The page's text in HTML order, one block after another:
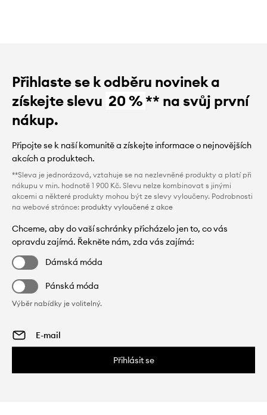
Přihlaste se k odběru novinek a
získejte slevu 20 %** na svůj první
nákup.
Připojte se k naší komunitě a získejte informace o nejnovějších
akcích a produktech.
**Sleva je jednorázová, vztahuje se na nezlevněné produkty a platí při
nákupu v min. hodnotě 1 900 Kč. Slevu nelze kombinovat s jinými
akcemi a některé produkty mohou být ze slevy vyloučeny. Podrobnosti
na webové stránce: produkty vyloučené z akce
Chceme, aby do vaší schránky přicházelo jen to, co vás
opravdu zajímá. Řekněte nám, zda vás zajímá:
Dámská móda
Pánská móda
Výběr nabídky je volitelný.
Přihlásit se